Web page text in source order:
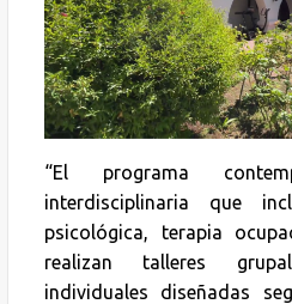
“El programa
interdisciplinaria que
psicológica, terapia
realizan talleres
individuales diseñadas